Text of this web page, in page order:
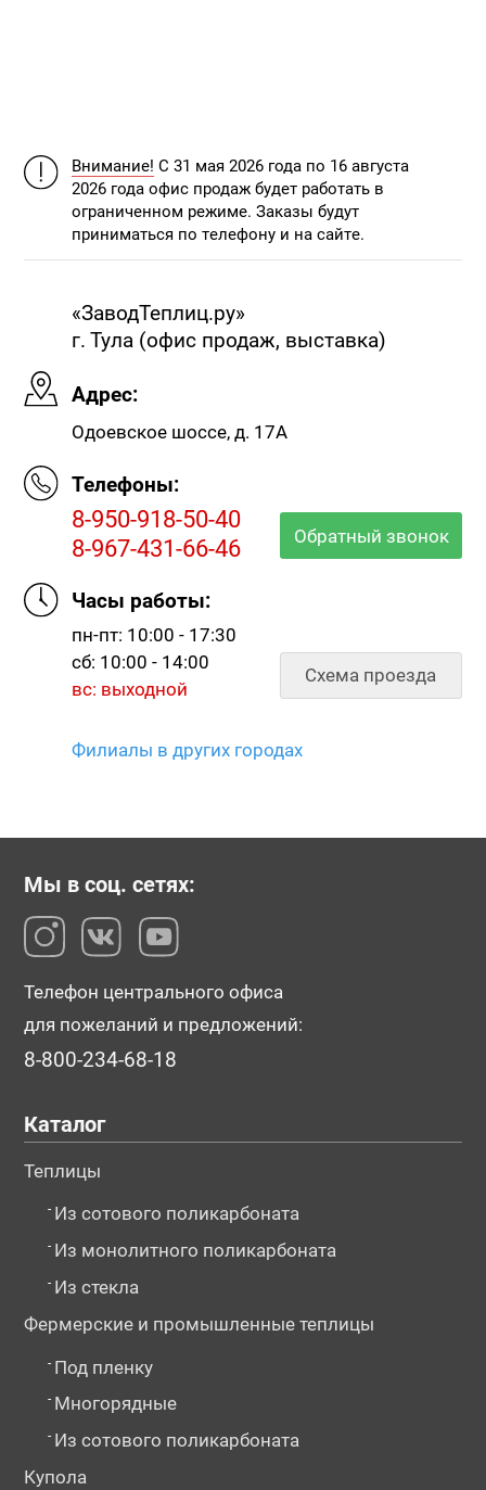
Внимание! С 31 мая 2026 года по 16 августа
2026 года офис продаж будет работать в
ограниченном режиме. Заказы будут
приниматься по телефону и на сайте.
«ЗаводТеплиц.ру»
г. Тула (офис продаж, выставка)
Адрес:
Одоевское шоссе, д. 17А
Телефоны:
8-950-918-50-40
8-967-431-66-46
Обратный звонок
Часы работы:
пн-пт: 10:00 - 17:30
сб: 10:00 - 14:00
вс: выходной
Схема проезда
Филиалы в других городах
Мы в соц. сетях:
Телефон центрального офиса
для пожеланий и предложений:
8-800-234-68-18
Каталог
Теплицы
- Из сотового поликарбоната
- Из монолитного поликарбоната
- Из стекла
Фермерские и промышленные теплицы
- Под пленку
- Многорядные
- Из сотового поликарбоната
Купола